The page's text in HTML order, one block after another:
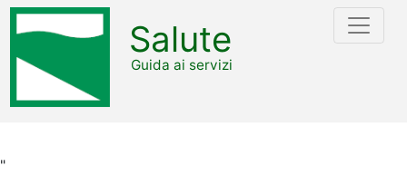
"
Salute
Guida ai servizi